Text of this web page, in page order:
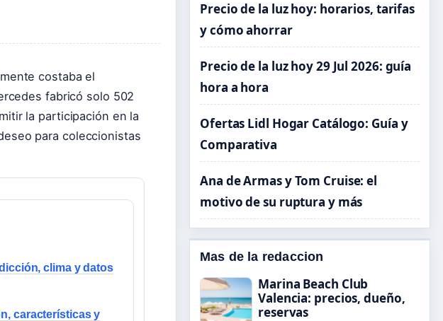
costaba el
fabricó solo 502
la participación en la
para coleccionistas
clima y datos
características y
Precio de la luz hoy: horarios, tarifas
y cómo ahorrar
Precio de la luz hoy 29 Jul 2026: guía
hora a hora
Ofertas Lidl Hogar Catálogo: Guía y
Comparativa
Ana de Armas y Tom Cruise: el
motivo de su ruptura y más
Mas de la redaccion
Marina Beach Club
Valencia: precios, dueño,
reservas